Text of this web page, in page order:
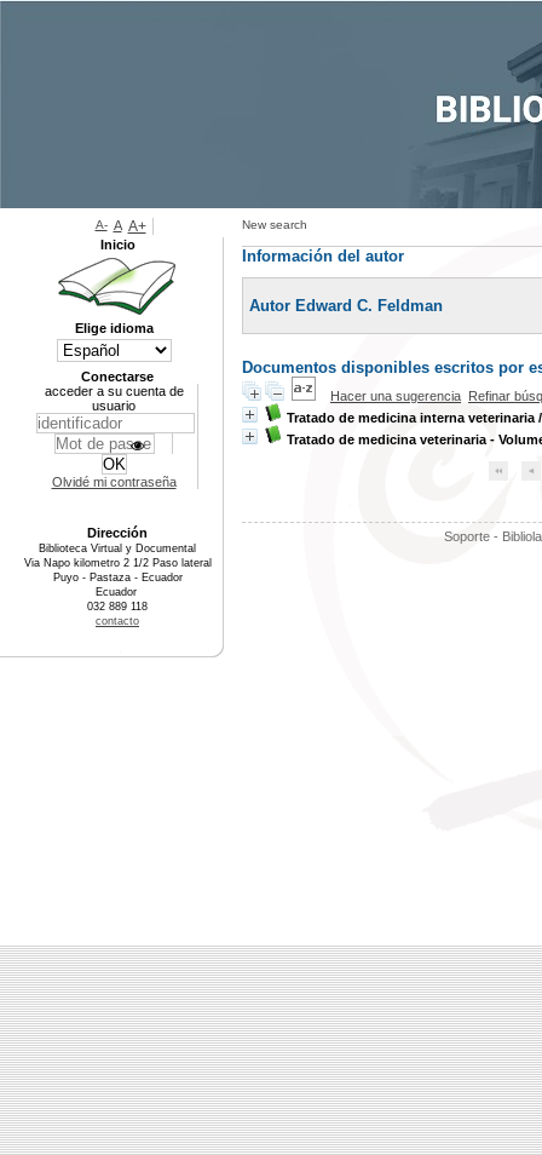
New search
Información del autor
Autor Edward C. Feldman
Documentos disponibles escritos por
Hacer una sugerencia Refinar
Tratado de medicina interna veterinaria
Tratado de medicina veterinaria -
Soporte -
A- A A+
Inicio
Elige idioma
Conectarse
acceder a su cuenta de
usuario
Olvidé mi contraseña
Dirección
Biblioteca Virtual y Documental
Via Napo kilometro 2 1/2 Paso lateral
Puyo - Pastaza - Ecuador
Ecuador
032 889 118
contacto